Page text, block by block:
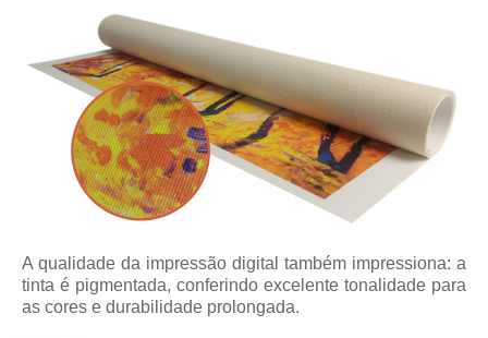
A qualidade da impressão digital também impressiona: a
tinta é pigmentada, conferindo excelente tonalidade para
as cores e durabilidade prolongada.